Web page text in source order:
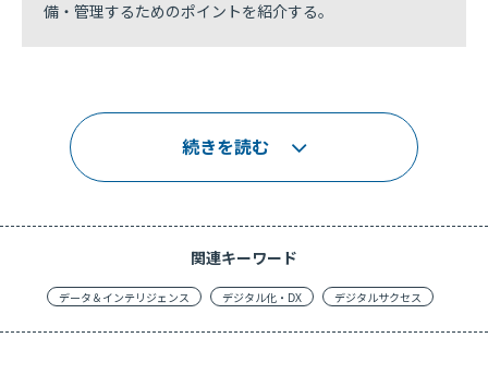
備・管理するためのポイントを紹介する。
続きを読む
関連キーワード
データ＆インテリジェンス デジタル化・DX デジタルサクセス